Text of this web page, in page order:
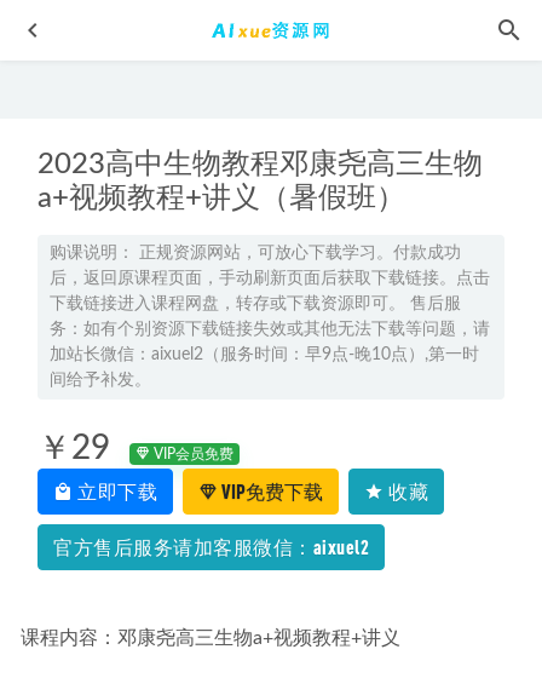
2023高中生物教程邓康尧高三生物
a+视频教程+讲义（暑假班）
购课说明： 正规资源网站，可放心下载学习。付款成功
后，返回原课程页面，手动刷新页面后获取下载链接。点击
下载链接进入课程网盘，转存或下载资源即可。 售后服
务：如有个别资源下载链接失效或其他无法下载等问题，请
加站长微信：aixuel2（服务时间：早9点-晚10点）,第一时
间给予补发。
￥29 VIP会员免费
立即下载 VIP免费下载 收藏
官方售后服务请加客服微信：aixuel2
课程内容：邓康尧高三生物a+视频教程+讲义
高中政治网课学习资料下载2023马宇轩高三政治视频教程+讲
2022-11-14
2024版高考星火英语巅峰训练完形填空2300题 2023-11-14
2026年高考物理复习网课｜蔺天威高三物理a+二三轮视频课
2024康冲高三化学a+二三轮复习寒春班
2023曲增瑞高三语文a+寒春班网课教程23年高考语文二三轮
复习视频教程+课堂笔记 2023-05-12